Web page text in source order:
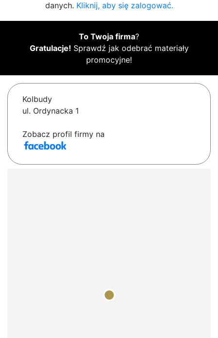
danych. Kliknij, aby się zalogować.
To Twoja firma?
Gratulacje! Sprawdź jak odebrać materiały
promocyjne!
Kolbudy
ul. Ordynacka 1
Zobacz profil firmy na